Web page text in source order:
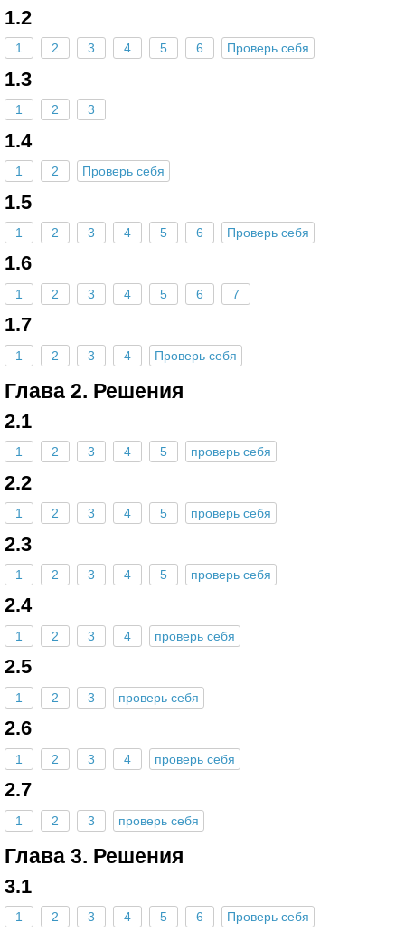
1.2
1 2 3 4 5 6 Проверь себя
1.3
1 2 3
1.4
1 2 Проверь себя
1.5
1 2 3 4 5 6 Проверь себя
1.6
1 2 3 4 5 6 7
1.7
1 2 3 4 Проверь себя
Глава 2. Решения
2.1
1 2 3 4 5 проверь себя
2.2
1 2 3 4 5 проверь себя
2.3
1 2 3 4 5 проверь себя
2.4
1 2 3 4 проверь себя
2.5
1 2 3 проверь себя
2.6
1 2 3 4 проверь себя
2.7
1 2 3 проверь себя
Глава 3. Решения
3.1
1 2 3 4 5 6 Проверь себя